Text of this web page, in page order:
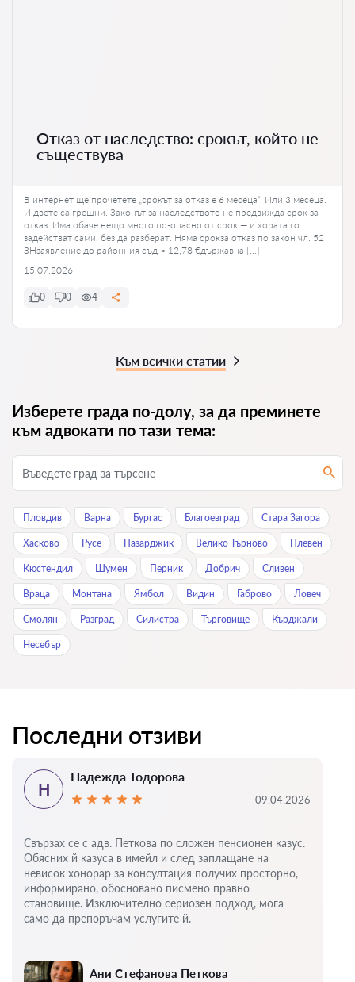
Отказ от наследство: срокът, който не
съществува
В интернет ще прочетете „срокът за отказ е 6 месеца“. Или 3 месеца.
И двете са грешни. Законът за наследството не предвижда срок за
отказ. Има обаче нещо много по-опасно от срок — и хората го
задействат сами, без да разберат. Няма срокза отказ по закон чл. 52
ЗНзаявление до районния съд ≈ 12,78 €държавна […]
15.07.2026
0 0 4
Към всички статии
Изберете града по-долу, за да преминете
към адвокати по тази тема:
Пловдив Варна Бургас Благоевград Стара Загора
Хасково Русе Пазарджик Велико Търново Плевен
Кюстендил Шумен Перник Добрич Сливен
Враца Монтана Ямбол Видин Габрово Ловеч
Смолян Разград Силистра Търговище Кърджали
Нeсeбър
Последни отзиви
Ани Стефанова Петкова
Н
Надежда Тодорова
09.04.2026
Свързах се с адв. Петкова по сложен пенсионен казус.
Обясних й казуса в имейл и след заплащане на
невисок хонорар за консултация получих просторно,
информирано, обосновано писмено правно
становище. Изключително сериозен подход, мога
само да препоръчам услугите й.